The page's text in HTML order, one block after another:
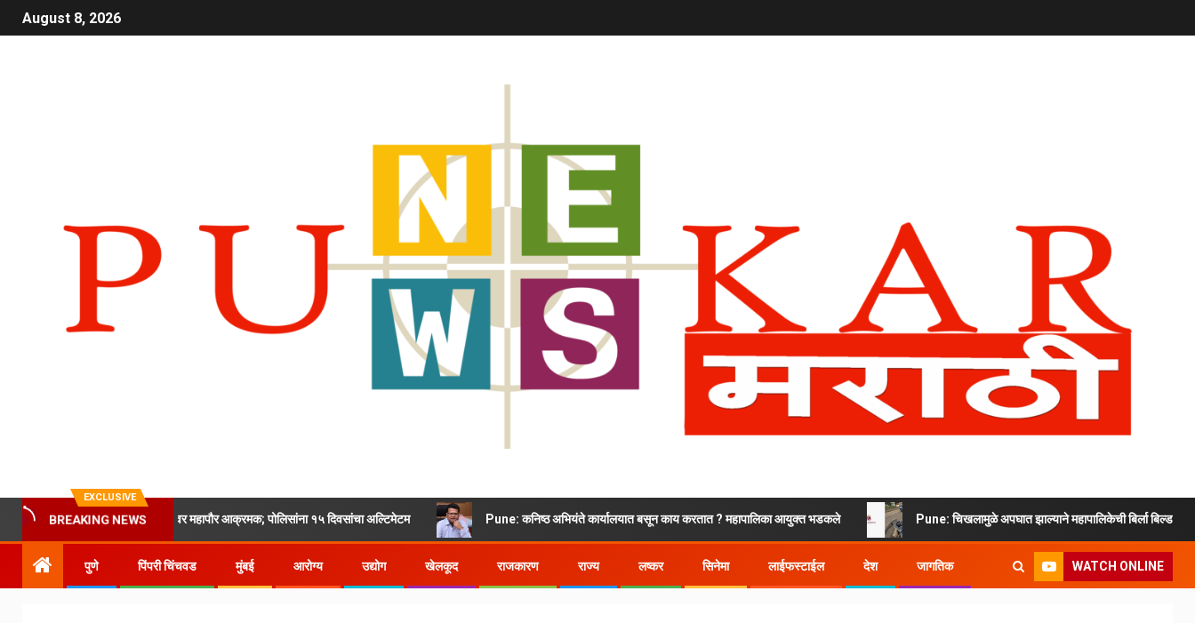
August 8, 2026
EXCLUSIVE
BREAKING NEWS
रोडवरील वाहतूक कोंडीवर महापौर आक्रमक; पोलिसांना १५ दिवसांचा अल्टिमेटम Pune: कनिष्ठ अभियंते कार्यालयात बसून काय करतात ? महापालिका आयुक्त भडकले Pune: चिखलामुळे अपघात झाल्याने महापालिकेची बिर्ला बिल्डरला नोटीस
पुणे पिंपरी चिंचवड मुंबई आरोग्य उद्योग खेलकूद राजकारण राज्य लष्कर सिनेमा लाईफस्टाईल देश जागतिक WATCH ONLINE